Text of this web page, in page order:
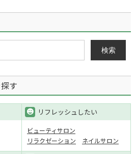
検索
す
リフレッシュしたい
ビューティサロン
リラクゼーション
ネイルサロン